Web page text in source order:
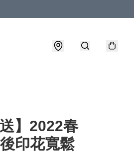
】2022春
印花寬鬆